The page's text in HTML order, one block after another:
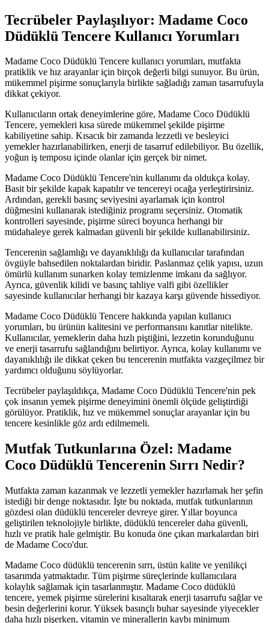
Tecrübeler Paylaşılıyor: Madame Coco
Düdüklü Tencere Kullanıcı Yorumları
Madame Coco Düdüklü Tencere kullanıcı yorumları, mutfakta
pratiklik ve hız arayanlar için birçok değerli bilgi sunuyor. Bu ürün,
mükemmel pişirme sonuçlarıyla birlikte sağladığı zaman tasarrufuyla
dikkat çekiyor.
Kullanıcıların ortak deneyimlerine göre, Madame Coco Düdüklü
Tencere, yemekleri kısa sürede mükemmel şekilde pişirme
kabiliyetine sahip. Kısacık bir zamanda lezzetli ve besleyici
yemekler hazırlanabilirken, enerji de tasarruf edilebiliyor. Bu özellik,
yoğun iş temposu içinde olanlar için gerçek bir nimet.
Madame Coco Düdüklü Tencere'nin kullanımı da oldukça kolay.
Basit bir şekilde kapak kapatılır ve tencereyi ocağa yerleştirirsiniz.
Ardından, gerekli basınç seviyesini ayarlamak için kontrol
düğmesini kullanarak istediğiniz programı seçersiniz. Otomatik
kontrolleri sayesinde, pişirme süreci boyunca herhangi bir
müdahaleye gerek kalmadan güvenli bir şekilde kullanabilirsiniz.
Tencerenin sağlamlığı ve dayanıklılığı da kullanıcılar tarafından
övgüyle bahsedilen noktalardan biridir. Paslanmaz çelik yapısı, uzun
ömürlü kullanım sunarken kolay temizlenme imkanı da sağlıyor.
Ayrıca, güvenlik kilidi ve basınç tahliye valfi gibi özellikler
sayesinde kullanıcılar herhangi bir kazaya karşı güvende hissediyor.
Madame Coco Düdüklü Tencere hakkında yapılan kullanıcı
yorumları, bu ürünün kalitesini ve performansını kanıtlar nitelikte.
Kullanıcılar, yemeklerin daha hızlı piştiğini, lezzetin korunduğunu
ve enerji tasarrufu sağlandığını belirtiyor. Ayrıca, kolay kullanımı ve
dayanıklılığı ile dikkat çeken bu tencerenin mutfakta vazgeçilmez bir
yardımcı olduğunu söylüyorlar.
Tecrübeler paylaşıldıkça, Madame Coco Düdüklü Tencere'nin pek
çok insanın yemek pişirme deneyimini önemli ölçüde geliştirdiği
görülüyor. Pratiklik, hız ve mükemmel sonuçlar arayanlar için bu
tencere kesinlikle göz ardı edilmemeli.
Mutfak Tutkunlarına Özel: Madame
Coco Düdüklü Tencerenin Sırrı Nedir?
Mutfakta zaman kazanmak ve lezzetli yemekler hazırlamak her şefin
istediği bir denge noktasıdır. İşte bu noktada, mutfak tutkunlarının
gözdesi olan düdüklü tencereler devreye girer. Yıllar boyunca
geliştirilen teknolojiyle birlikte, düdüklü tencereler daha güvenli,
hızlı ve pratik hale gelmiştir. Bu konuda öne çıkan markalardan biri
de Madame Coco'dur.
Madame Coco düdüklü tencerenin sırrı, üstün kalite ve yenilikçi
tasarımda yatmaktadır. Tüm pişirme süreçlerinde kullanıcılara
kolaylık sağlamak için tasarlanmıştır. Madame Coco düdüklü
tencere, yemek pişirme sürelerini kısaltarak enerji tasarrufu sağlar ve
besin değerlerini korur. Yüksek basınçlı buhar sayesinde yiyecekler
daha hızlı pişerken, vitamin ve minerallerin kaybı minimum